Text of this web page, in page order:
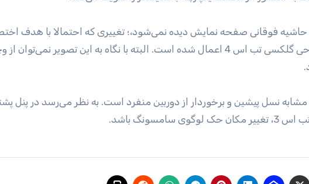
فوقانی صفحه نمایش دیده نمی‌شود،؛ تغییری که احتمالا با هدف
دادن این فضا به اسکنر عنبیه چشم در طراحی گلکسی تب اس 4 اعمال شده است. البته با نگاه به این تصویر
مشابه نسل پیشین و برخوردار از دوربین منفرد است. به نظر می‌رسد در پنل
باشد.